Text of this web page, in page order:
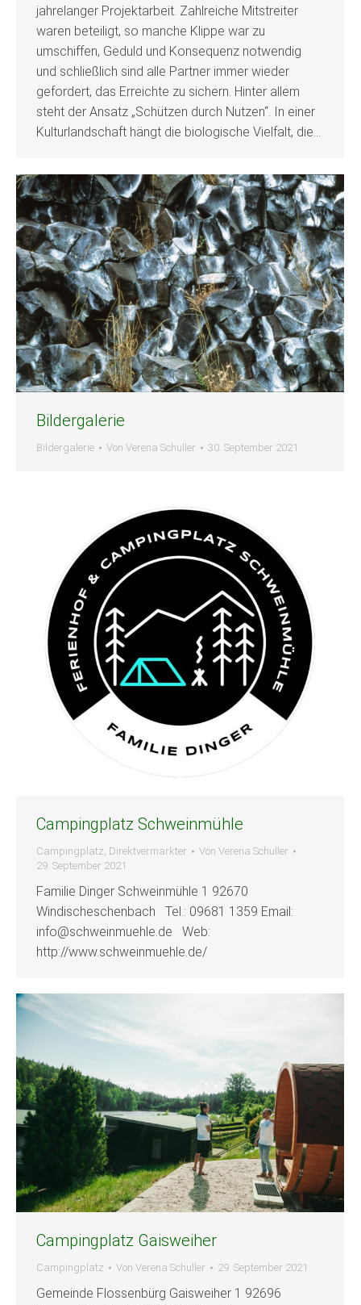
jahrelanger Projektarbeit. Zahlreiche Mitstreiter
waren beteiligt, so manche Klippe war zu
umschiffen, Geduld und Konsequenz notwendig
und schließlich sind alle Partner immer wieder
gefordert, das Erreichte zu sichern. Hinter allem
steht der Ansatz „Schützen durch Nutzen“. In einer
Kulturlandschaft hängt die biologische Vielfalt, die…
Bildergalerie
Bildergalerie Von Verena Schuller 30. September 2021
Campingplatz Schweinmühle
Campingplatz Direktvermarkter Von Verena Schuller
29. September 2021
Familie Dinger Schweinmühle 1 92670
Windischeschenbach Tel.: 09681 1359 Email:
info@schweinmuehle.de Web:
http://www.schweinmuehle.de/
Campingplatz Gaisweiher
Campingplatz Von Verena Schuller 29. September 2021
Gemeinde Flossenbürg Gaisweiher 1 92696